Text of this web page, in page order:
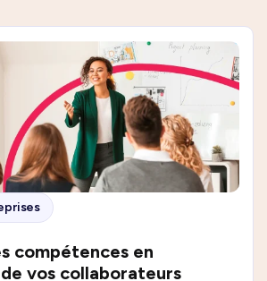
compétences en
vos collaborateurs